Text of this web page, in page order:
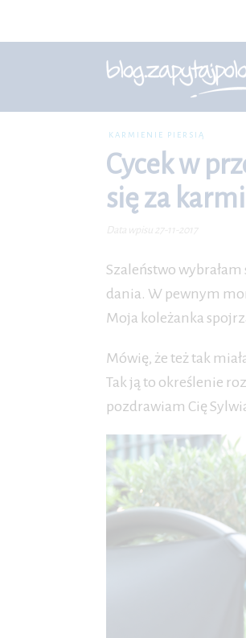
KARMIENIE PIERSIĄ
Cycek w
się za
Data wpisu 27-11-2017
Szaleństwo
dania. W pewnym
Moja koleżanka
Mówię, że też tak
Tak ją to określenie
pozdrawiam Cię